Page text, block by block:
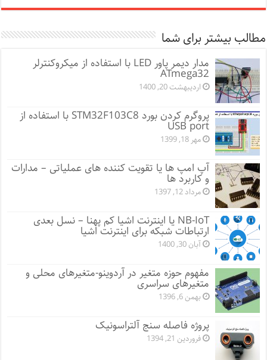
مطالب بیشتر برای شما
مدار دیمر پاور LED با استفاده از میکروکنترلر
ATmega32
اردیبهشت 20, 1400
پروگرم کردن بورد STM32F103C8 با استفاده از
USB port
مهر 18, 1399
آپ امپ ها یا تقویت کننده های عملیاتی – مدارات
و کاربرد ها
مرداد 12, 1397
NB-IoT یا اینترنت اشیا کم پهنا – نسل بعدی
ارتباطات شبکه برای اینترنت اشیا
آبان 30, 1400
مفهوم حوزه متغیر در آردوینو-متغیرهای محلی و
متغیرهای سراسری
بهمن 6, 1396
پروژه فاصله سنج آلتراسونیک
فروردین 21, 1394